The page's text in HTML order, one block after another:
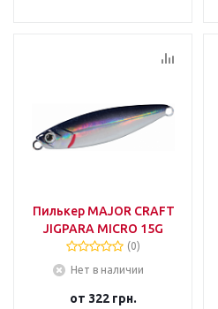
Пилькер MAJOR CRAFT
JIGPARA MICRO 15G
(0)
Нет в наличии
от 322 грн.